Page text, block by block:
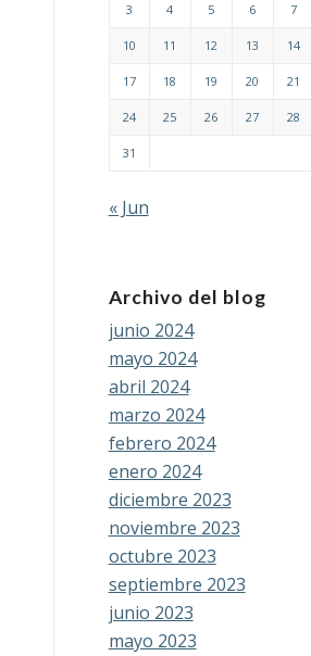
3 4 5 6 7
10 11 12 13 14
17 18 19 20 21
24 25 26 27 28
31
« Jun
Archivo del blog
junio 2024
mayo 2024
abril 2024
marzo 2024
febrero 2024
enero 2024
diciembre 2023
noviembre 2023
octubre 2023
septiembre 2023
junio 2023
mayo 2023